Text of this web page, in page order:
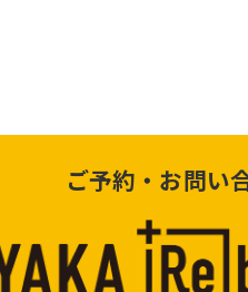
ご予約・お問い